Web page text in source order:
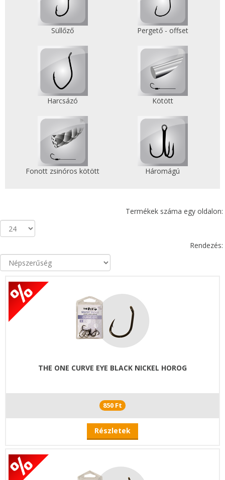
Süllőző Pergető - offset
Harcsázó Kötött
Fonott zsinóros kötött Háromágú
Termékek száma egy oldalon:
Rendezés:
THE ONE CURVE EYE BLACK NICKEL HOROG
850 Ft
Részletek